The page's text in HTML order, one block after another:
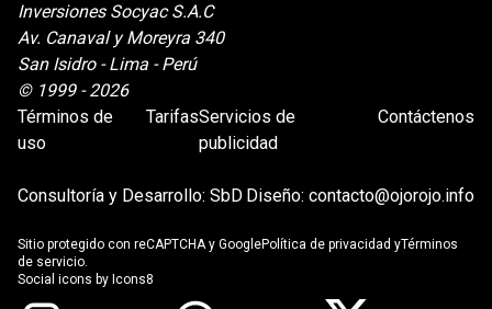
Inversiones Socyac S.A.C
Av. Canaval y Moreyra 340
San Isidro - Lima - Perú
© 1999 - 2026
Términos de
uso
TarifasServicios de
publicidad
Contáctenos
Consultoría y Desarrollo: SbD Diseño: contacto@ojorojo.info
Sitio protegido con reCAPTCHA y GooglePolítica de privacidad yTérminos
de servicio.
Social icons by Icons8